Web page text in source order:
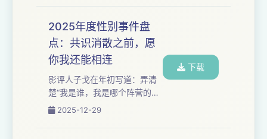
一种很当代的“失联”。 这期播
客，我们从《你准喜欢》...
查发现，她在线上线下开办“魅
力女人培训”课程，声称可以帮
女性提高“性商”，通过性魅力和
性技巧抓住伴侣，“让男人死心
塌地地爱你”。 “魅力女人课
程”，不是2026年的新事。早
在2010年代，就有ayawawa
摆在“婚恋市场”的桌面上：谁更
值钱、谁更安全、怎么降低...
2025年度性别事件盘
点：共识消散之前，愿
你我还能相连
影评人子戈在年初写道：弄清
楚“我是谁，我是哪个阵营的，
持什么立场，谁是我的同温
重要。在12月份的一次线下活
2025-12-29
下载